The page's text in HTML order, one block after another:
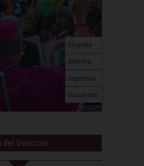
biografia
stemma
segreteria
documenti
del Vescovo